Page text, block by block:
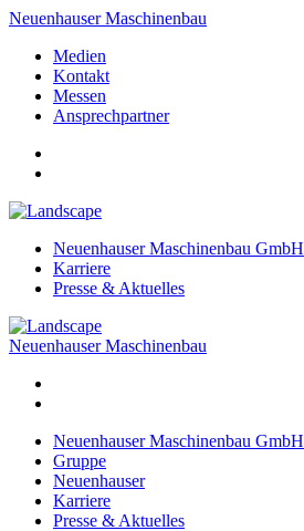
Neuenhauser Maschinenbau
Medien
Kontakt
Messen
Ansprechpartner
Neuenhauser Maschinenbau GmbH
Karriere
Presse & Aktuelles
Neuenhauser Maschinenbau
Neuenhauser Maschinenbau GmbH
Gruppe
Neuenhauser
Karriere
Presse & Aktuelles